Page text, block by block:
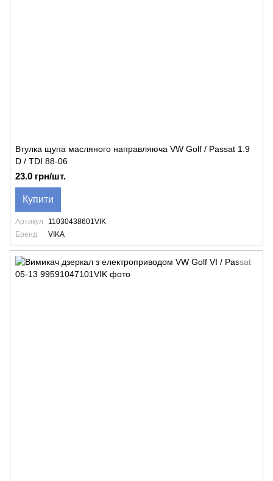
Втулка щупа масляного направляюча VW Golf / Passat 1.9
D / TDI 88-06
23.0 грн/шт.
Купити
Артикул
11030438601VIK
Бренд
VIKA